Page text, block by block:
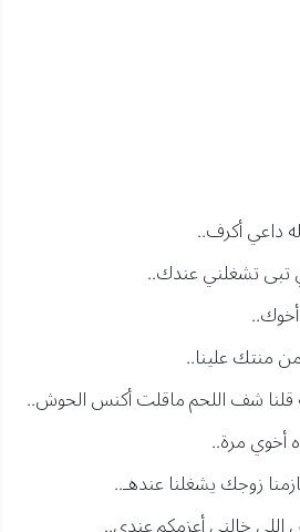
داعي أكرف..
تبى تشغلني عندك..
منتك علينا..
قلنا شف اللحم ماقلت أكنس الحوش..
أخوي مرة..
زوجك يشغلنا عندهـ..